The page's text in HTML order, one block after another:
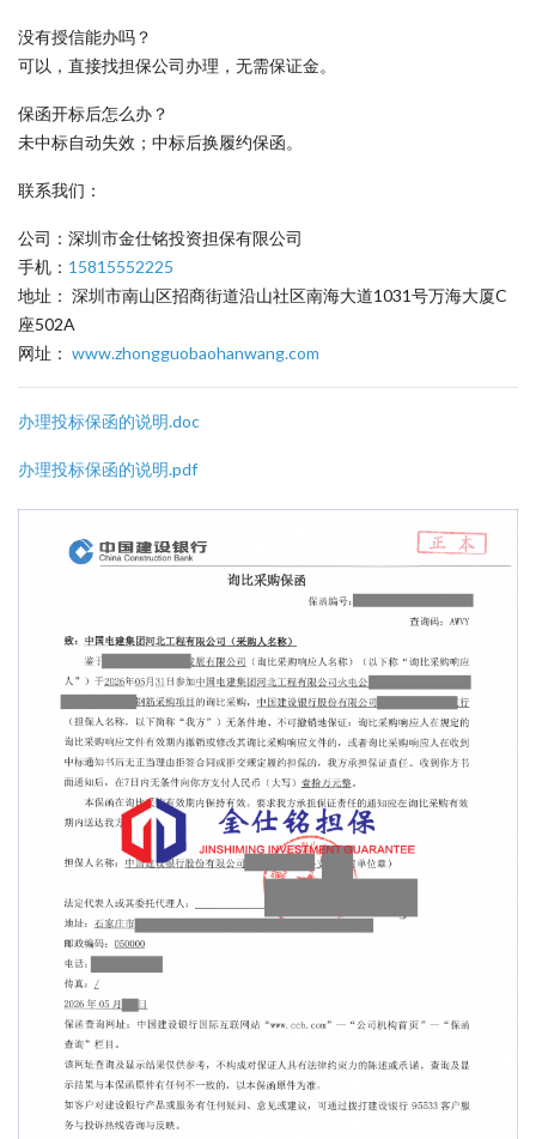
没有授信能办吗？
可以，直接找担保公司办理，无需保证金。
保函开标后怎么办？
未中标自动失效；中标后换履约保函。
联系我们：
公司：深圳市金仕铭投资担保有限公司
手机： 15815552225
地址： 深圳市南山区招商街道沿山社区南海大道1031号万海大厦C
座502A
网址： www.zhongguobaohanwang.com
办理投标保函的说明.doc
办理投标保函的说明.pdf